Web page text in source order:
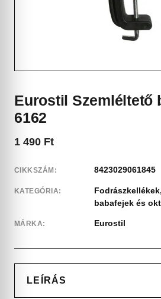
Eurostil Szemléltető
6162
1 490 Ft
CIKKSZÁM: 8423029061845
KATEGÓRIA: Fodrászkellékek,
babafejek és
MÁRKA: Eurostil
LEÍRÁS